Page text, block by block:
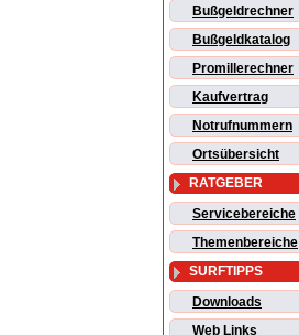
Bußgeldrechner
Bußgeldkatalog
Promillerechner
Kaufvertrag
Notrufnummern
Ortsübersicht
RATGEBER
Servicebereiche
Themenbereiche
SURFTIPPS
Downloads
Web Links